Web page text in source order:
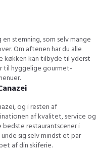
stemning, som selv mange
Om aftenen har du alle
køkken kan tilbyde til yderst
til hyggelige gourmet-
og i resten af
af ​​kvalitet, service og
restaurantscener i
sig selv mindst et par
af din skiferie.